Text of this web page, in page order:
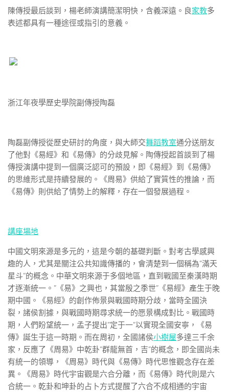
陳傳授最后談到，楊老師演講簡潔明快，含義深遠。良家教多
表述都具有一種途徑或指引的意義。
浙江年夜學歷史學院副傳授陶磊
陶磊副傳授從歷史研討的角度，與大師交舞蹈教室通分送朋友
了他對《易經》和《易傳》的分歧見解。陶傳授起首談到了楊
傳授演講中提到一個廣泛認可的預設，即《易經》到《易傳》
的思維形式是持續發展的。《周易》供給了實質性的推論，而
《易傳》則供給了情勢上的解釋，存在一個發展過程。
講座場地
中國文明來源是多元的，這是今朝的基礎判斷。對考古學感興
趣的人，尤其是關注公共知識傳播的，會清楚到一個稱為”滿天
星斗”的概念。中華文明來源于多個地區，直到戰國至秦漢時期
才逐漸統一。”《易》之興也，其當殷之季世”《易經》產生于晚
期中國。《易經》的創作佈景與戰國時期分歧，當時全國決
裂，諸侯割據，與戰國時期尋求統一的愿景構成對比。戰國時
期，人們盼望統一，孟子提出”定于一”以實現全國安寧，《易
傳》誕生于這一時期。而在周初，全國諸侯小樹屋多達三千余
家，反應了《周易》中乾卦”群龍無首，吉”的概念，即全國尚未
有統一的領導，《周易》時代與《易傳》時代思惟觀念存在差
異。《周易》時代宇宙觀是六合分離，而《易傳》時代則是六
合統一。乾卦和坤卦的占卜方式提醒了六合不成相通的宇宙